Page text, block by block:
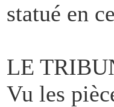
statué en
LE
Vu les